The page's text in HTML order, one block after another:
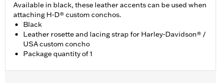
Available in black, these leather accents can be used when
attaching H-D® custom conchos.
Black
Leather rosette and lacing strap for Harley-Davidson® /
USA custom concho
Package quantity of 1